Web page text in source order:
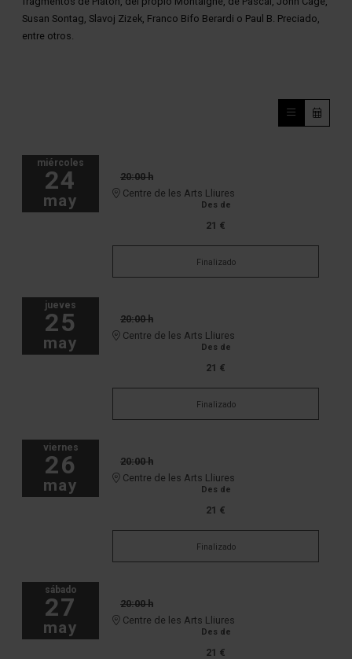
Susan Sontag, Slavoj Zizek, Franco Bifo Berardi o Paul B. Preciado,
entre otros.
miércoles
24
may
20:00 h
Centre de les Arts Lliures
Des de
21 €
Finalizado
jueves
25
may
20:00 h
Centre de les Arts Lliures
Des de
21 €
Finalizado
viernes
26
may
20:00 h
Centre de les Arts Lliures
Des de
21 €
Finalizado
sábado
27
may
20:00 h
Centre de les Arts Lliures
Des de
21 €